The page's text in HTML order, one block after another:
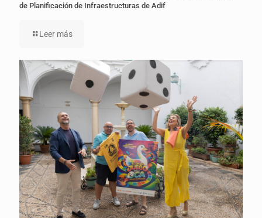
de Planificación de Infraestructuras de Adif
Leer más